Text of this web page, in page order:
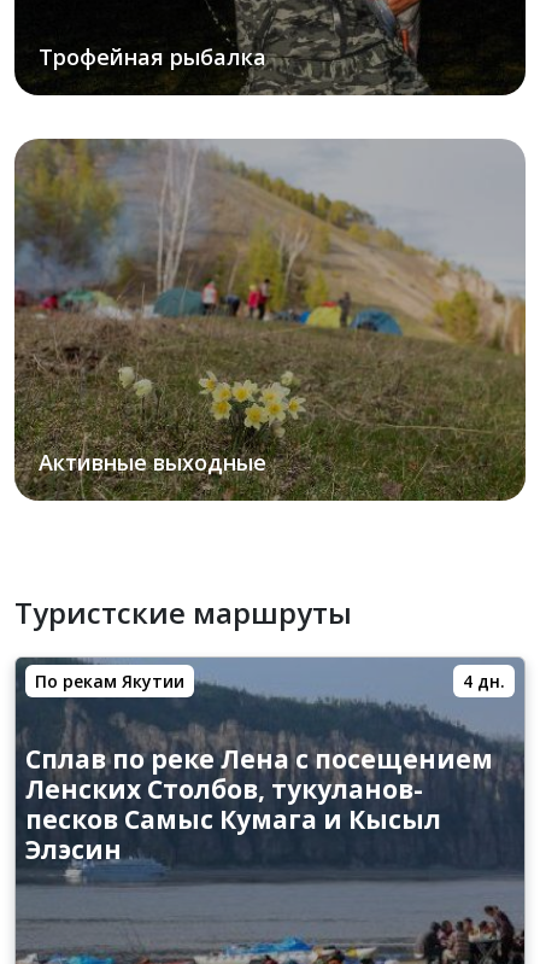
Трофейная рыбалка
Активные выходные
Туристские маршруты
По рекам Якутии 4 дн.
Сплав по реке Лена с посещением
Ленских Столбов, тукуланов-
песков Самыс Кумага и Кысыл
Элэсин